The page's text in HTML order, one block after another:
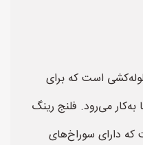
است که برای
می‌رود. فلنج رینگ
دارای سوراخ‌های